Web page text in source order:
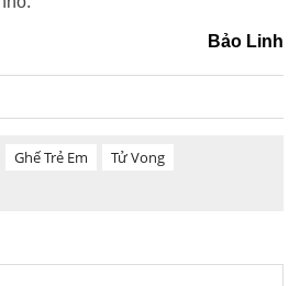
Bảo Linh
Ghế Trẻ Em
Tử Vong